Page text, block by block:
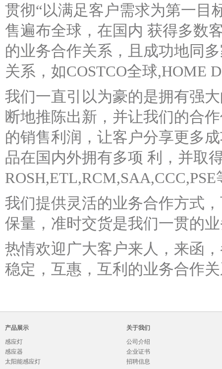
贯彻“以满足客户需求为第一目
售遍布全球，在国内 获得多数
的业务合作关系，且成功地同
关系，如COSTCO全球,HOME
我们一直引以为豪的是拥有强
断地推陈出新，并让我们的合
的销售利润，让客户分享更多
品在国内外拥有多项 利，并取
我们提供灵活的业务合作方式
保量，准时交货是我们一贯的
热情欢迎广大客户来人，来函
稳定，互惠，互利的业务合作
产品展示
感应灯
感应器
太阳能感应灯
关于我们
公司介绍
企业证书
招聘信息